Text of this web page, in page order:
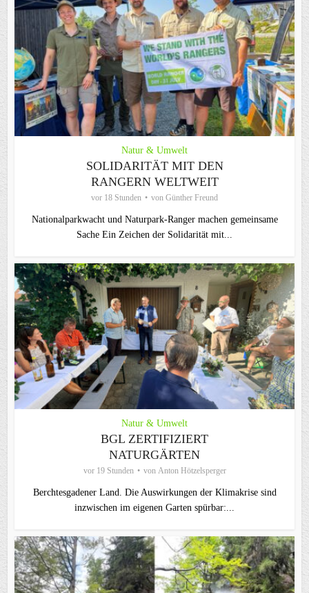
Natur & Umwelt
SOLIDARITÄT MIT DEN
RANGERN WELTWEIT
vor 18 Stunden von Günther Freund
Nationalparkwacht und Naturpark-Ranger machen gemeinsame
Sache Ein Zeichen der Solidarität mit...
Natur & Umwelt
BGL ZERTIFIZIERT
NATURGÄRTEN
vor 19 Stunden von Anton Hötzelsperger
Berchtesgadener Land. Die Auswirkungen der Klimakrise sind
inzwischen im eigenen Garten spürbar:...